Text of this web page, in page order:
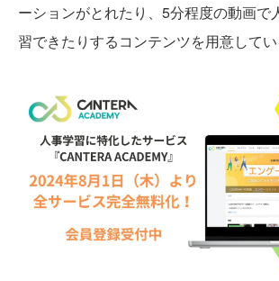
ーションがとれたり、5分程度の動画で
習できたりするコンテンツを用意してい